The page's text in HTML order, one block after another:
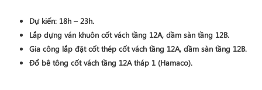
Dự kiến: 18h – 23h.
Lắp dựng ván khuôn cốt vách tầng 12A, dầm sàn tầng 12B.
Gia công lắp đặt cốt thép cốt vách tầng 12A, dầm sàn tầng 12B.
Đổ bê tông cốt vách tầng 12A tháp 1 (Hamaco).